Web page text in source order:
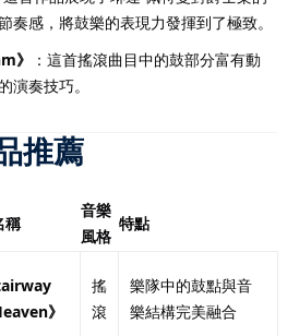
奏感，將鼓樂的表現力發揮到了極致。
》
：這首搖滾曲目中的鼓部分富有動
演奏技巧。
推薦
稱
音樂
風格
特點
》
搖
滾
樂隊中的鼓點與音
樂結構完美融合